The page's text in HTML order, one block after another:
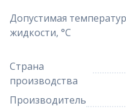
Допустимая
жидкости, °С
Страна
производства
Производитель